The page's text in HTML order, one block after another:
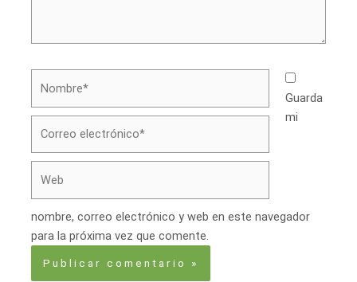
Guarda
mi
nombre, correo electrónico y web en este navegador
para la próxima vez que comente.